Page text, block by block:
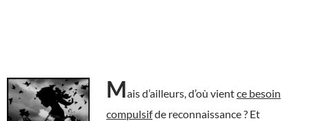
Mais d’ailleurs, d’où vientce besoin
compulsifde reconnaissance ? Et